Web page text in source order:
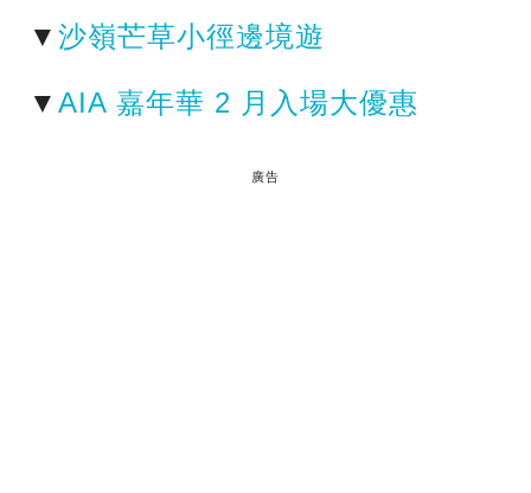
▼ 沙嶺芒草小徑邊境遊
▼ AIA 嘉年華 2 月入場大優惠
廣告